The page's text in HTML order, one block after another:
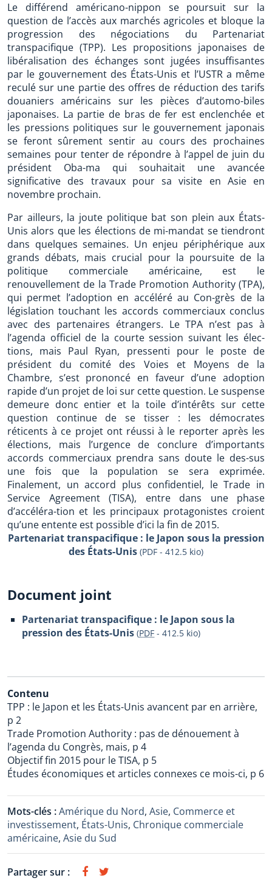
Le différend américano-nippon se poursuit sur la
question de l’accès aux marchés agricoles et bloque la
progression des négociations du Partenariat
transpacifique (TPP). Les propositions japonaises de
libéralisation des échanges sont jugées insuffisantes
par le gouvernement des États-Unis et l’USTR a même
reculé sur une partie des offres de réduction des tarifs
douaniers américains sur les pièces d’automo-biles
japonaises. La partie de bras de fer est enclenchée et
les pressions politiques sur le gouvernement japonais
se feront sûrement sentir au cours des prochaines
semaines pour tenter de répondre à l’appel de juin du
président Oba-ma qui souhaitait une avancée
significative des travaux pour sa visite en Asie en
novembre prochain.
Par ailleurs, la joute politique bat son plein aux États-
Unis alors que les élections de mi-mandat se tiendront
dans quelques semaines. Un enjeu périphérique aux
grands débats, mais crucial pour la poursuite de la
politique commerciale américaine, est le
renouvellement de la Trade Promotion Authority (TPA),
qui permet l’adoption en accéléré au Con-grès de la
législation touchant les accords commerciaux conclus
avec des partenaires étrangers. Le TPA n’est pas à
l’agenda officiel de la courte session suivant les élec-
tions, mais Paul Ryan, pressenti pour le poste de
président du comité des Voies et Moyens de la
Chambre, s’est prononcé en faveur d’une adoption
rapide d’un projet de loi sur cette question. Le suspense
demeure donc entier et la toile d’intérêts sur cette
question continue de se tisser : les démocrates
réticents à ce projet ont réussi à le reporter après les
élections, mais l’urgence de conclure d’importants
accords commerciaux prendra sans doute le des-sus
une fois que la population se sera exprimée.
Finalement, un accord plus confidentiel, le Trade in
Service Agreement (TISA), entre dans une phase
d’accéléra-tion et les principaux protagonistes croient
qu’une entente est possible d’ici la fin de 2015.
Partenariat transpacifique : le Japon sous la pression
des États-Unis (PDF - 412.5 kio)
Document joint
Partenariat transpacifique : le Japon sous la
pression des États-Unis (PDF - 412.5 kio)
Contenu
TPP : le Japon et les États-Unis avancent par en arrière,
p 2
Trade Promotion Authority : pas de dénouement à
l’agenda du Congrès, mais, p 4
Objectif fin 2015 pour le TISA, p 5
Études économiques et articles connexes ce mois-ci, p 6
Mots-clés :Amérique du Nord, Asie, Commerce et
investissement, États-Unis, Chronique commerciale
américaine, Asie du Sud
Partager sur :